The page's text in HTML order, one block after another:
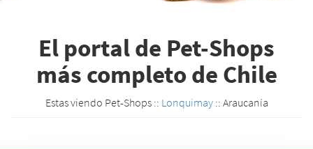
El portal de Pet-Shops
más completo de Chile
Estas viendo Pet-Shops :: Lonquimay :: Araucanía